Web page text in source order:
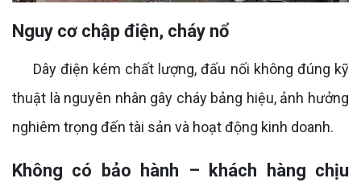
Nguy cơ chập điện, cháy nổ
Dây điện kém chất lượng, đấu nối không đúng kỹ
thuật là nguyên nhân gây cháy bảng hiệu, ảnh hưởng
nghiêm trọng đến tài sản và hoạt động kinh doanh.
Không có bảo hành – khách hàng chịu